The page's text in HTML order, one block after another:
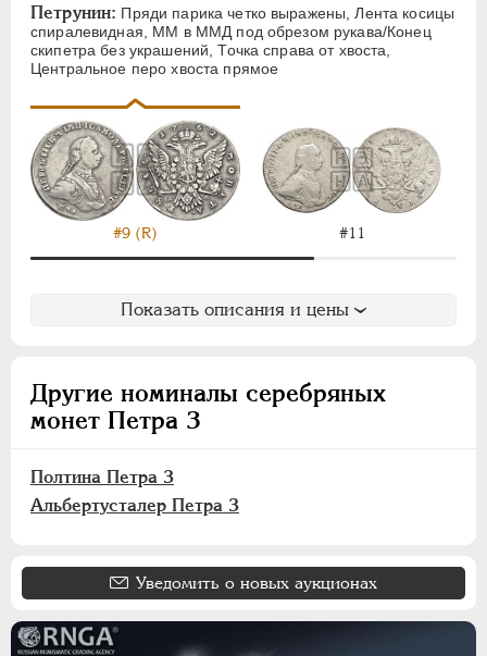
Петрунин: Пряди парика четко выражены, Лента косицы
спиралевидная, ММ в ММД под обрезом рукава/Конец
скипетра без украшений, Точка справа от хвоста,
Центральное перо хвоста прямое
#9 (R) #11
Показать описания и цены
Другие номиналы серебряных
монет Петра 3
Полтина Петра 3
Альбертусталер Петра 3
Уведомить о новых аукционах
ПАВЕЛ I 1796-1801
АЛЕКСАНДР I 1801-1825
НИКОЛАЙ I 1826-1855
АЛЕКСАНДР II 1855-1881
АЛЕКСАНДР III 1881-1894
НИКОЛАЙ II 1894-1917
ВРЕМЕННОЕ ПРАВ. 1917-1918
ИНОСТРАННЫЕ